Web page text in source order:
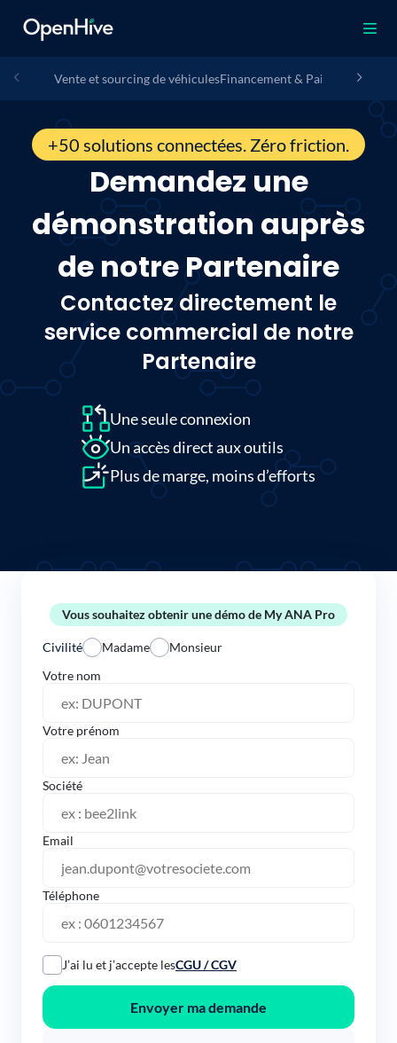
Vente et sourcing de véhiculesFinancement & Paiement
+50 solutions connectées. Zéro friction.
Demandez une
démonstration auprès
de notre Partenaire
Contactez directement le
service commercial de notre
Partenaire
Une seule connexion
Un accès direct aux outils
Plus de marge, moins d’efforts
Vous souhaitez obtenir une démo de My ANA Pro
Civilité Madame
Monsieur
Votre nom
Votre prénom
Société
Email
Téléphone
J’ai lu et j’accepte lesCGU / CGV
Envoyer ma demande